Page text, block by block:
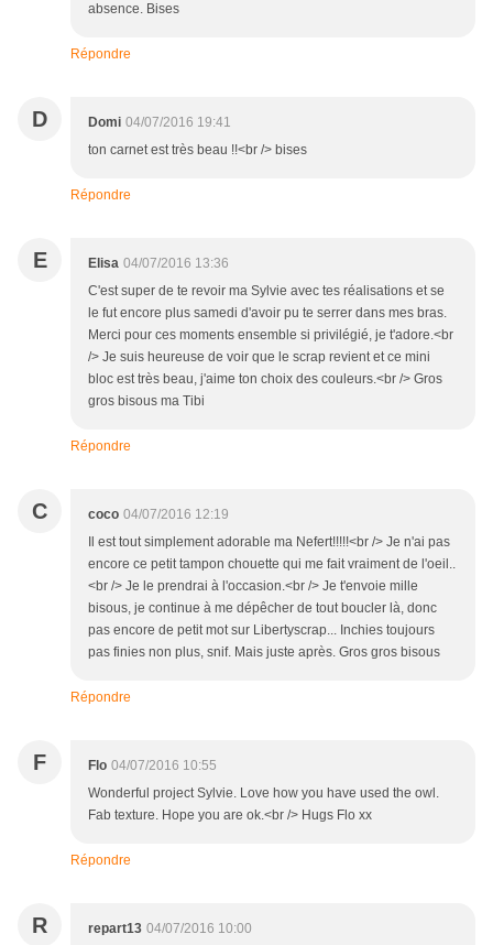
absence. Bises
Répondre
D Domi 04/07/2016 19:41
ton carnet est très beau !!<br /> bises
Répondre
E Elisa 04/07/2016 13:36
C'est super de te revoir ma Sylvie avec tes réalisations et se
le fut encore plus samedi d'avoir pu te serrer dans mes bras.
Merci pour ces moments ensemble si privilégié, je t'adore.<br
/> Je suis heureuse de voir que le scrap revient et ce mini
bloc est très beau, j'aime ton choix des couleurs.<br /> Gros
gros bisous ma Tibi
Répondre
C coco 04/07/2016 12:19
Il est tout simplement adorable ma Nefert!!!!!<br /> Je n'ai pas
encore ce petit tampon chouette qui me fait vraiment de l'oeil..
<br /> Je le prendrai à l'occasion.<br /> Je t'envoie mille
bisous, je continue à me dépêcher de tout boucler là, donc
pas encore de petit mot sur Libertyscrap... Inchies toujours
pas finies non plus, snif. Mais juste après. Gros gros bisous
Répondre
F Flo 04/07/2016 10:55
Wonderful project Sylvie. Love how you have used the owl.
Fab texture. Hope you are ok.<br /> Hugs Flo xx
Répondre
R repart13 04/07/2016 10:00